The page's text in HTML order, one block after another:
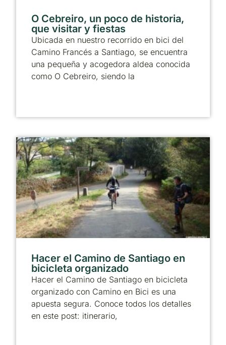
O Cebreiro, un poco de historia,
que visitar y fiestas
Ubicada en nuestro recorrido en bici del
Camino Francés a Santiago, se encuentra
una pequeña y acogedora aldea conocida
como O Cebreiro, siendo la
Hacer el Camino de Santiago en
bicicleta organizado
Hacer el Camino de Santiago en bicicleta
organizado con Camino en Bici es una
apuesta segura. Conoce todos los detalles
en este post: itinerario,